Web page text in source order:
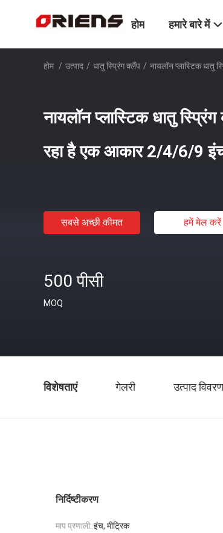
होम हमारे बारे में
होम / उत्पाद / धातु स्प्रिंग क्लैंप / नायलॉन प्लास्टिक धातु
नायलॉन प्लास्टिक धातु
रहा है एक आकार 2/4/6/9
सबसे अच्छी कीमत हमें मेल करें
500 पीसी
MOQ
विशेषताएं गेलरी उत्पाद विवरण
निर्दिष्टीकरण
माप प्रणाली: इंच, मीट्रिक